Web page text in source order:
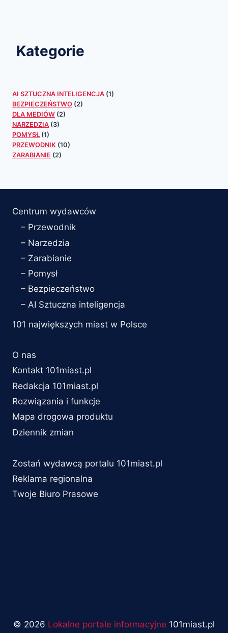
Kategorie
AI SZTUCZNA INTELIGENCJA (1)
BEZPIECZEŃSTWO (2)
DLA MEDIÓW (2)
NARZEDZIA (3)
POMYSŁ (1)
PRZEWODNIK (10)
ZARABIANIE (2)
Centrum wydawców
– Przewodnik
– Narzedzia
– Zarabianie
– Pomysł
– Bezpieczeństwo
– AI Sztuczna inteligencja
101 największych miast w Polsce
O nas
Kontakt 101miast.pl
Redakcja 101miast.pl
Rozwiązania i funkcje
Mapa drogowa produktu
Dziennik zmian
Zostań wydawcą portalu 101miast.pl
Reklama regionalna
Twoje Biuro Prasowe
© 2026 Lokalne portale informacyjne 101miast.pl